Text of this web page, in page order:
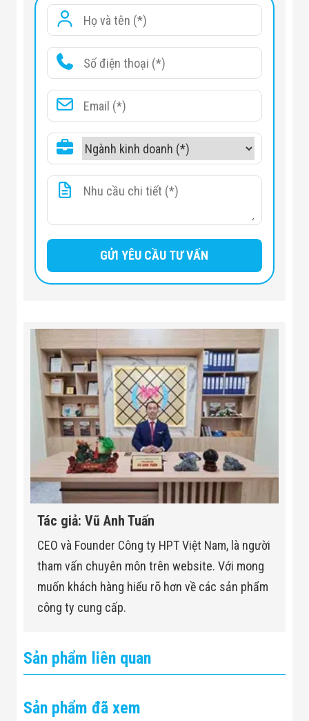
Tốc độ quét
≥ 15 cm/s
Phương thức hiển
Hình ảnh thời gian thực
Màn hình hiển thị
8 inch LCD cảm ứng màu, độ
phân giải 1920×1200
Thời gian quét tối
30 giây
Trọng lượng
≤ 5,6 kg (kể cả tay cầm)
Kích thước tổng
Nguồn pin / Thời
≥ 4 giờ liên tục
Liều bức xạ rò rỉ
≤ 0,2 μSv/h (tại 5 cm sau thiết
việc
Khả năng phát
hiện
Thuốc nổ, IED, ma túy, chất
lỏng, vật hữu cơ, hàng cấm
Tác giả: Vũ Anh Tuấn
CEO và Founder Công ty HPT Việt Nam, là người
tham vấn chuyên môn trên website. Với mong
muốn khách hàng hiểu rõ hơn về các sản phẩm
công ty cung cấp.
Sản phẩm liên quan
Sản phẩm đã xem